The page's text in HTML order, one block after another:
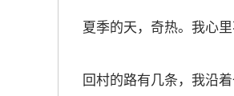
夏季的天，奇热。我心
回村的路有几条，我沿